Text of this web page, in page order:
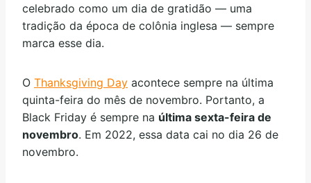
celebrado como um dia de gratidão — uma
tradição da época de colônia inglesa — sempre
marca esse dia.
O Thanksgiving Day acontece sempre na última
quinta-feira do mês de novembro. Portanto, a
Black Friday é sempre na última sexta-feira de
novembro. Em 2022, essa data cai no dia 26 de
novembro.